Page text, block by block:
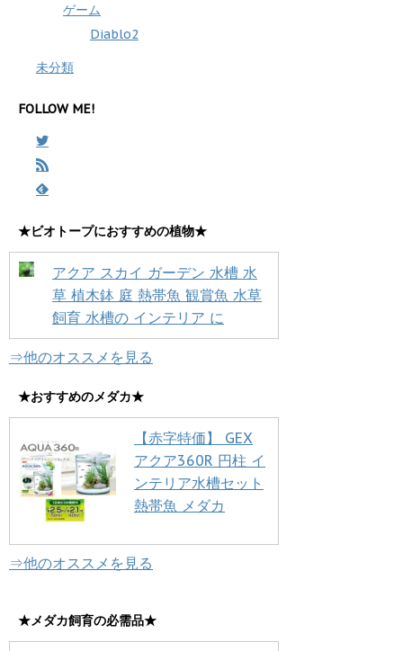
ゲーム
Diablo2
未分類
FOLLOW ME!
★ビオトープにおすすめの植物★
アクア スカイ ガーデン 水槽 水
草 植木鉢 庭 熱帯魚 観賞魚 水草
飼育 水槽の インテリア に
⇒他のオススメを見る
★おすすめのメダカ★
【赤字特価】 GEX
アクア360R 円柱 イ
ンテリア水槽セット
熱帯魚 メダカ
⇒他のオススメを見る
★メダカ飼育の必需品★